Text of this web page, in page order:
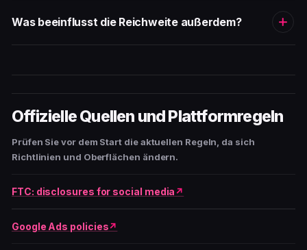
Was beeinflusst die Reichweite außerdem?
Offizielle Quellen und Plattformregeln
Prüfen Sie vor dem Start die aktuellen Regeln, da sich
Richtlinien und Oberflächen ändern.
FTC: disclosures for social media
Google Ads policies